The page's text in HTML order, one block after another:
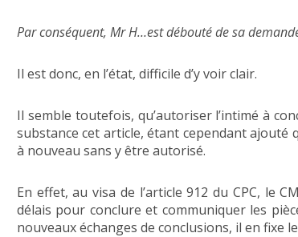
Par conséquent, Mr H…est débouté de sa
Il est donc, en l’état, difficile d’y voir clair.
Il semble toutefois, qu’autoriser l’intimé à
substance cet article, étant cependant ajouté
à nouveau sans y être autorisé.
En effet, au visa de l’article 912 du CPC, le
délais pour conclure et communiquer les
nouveaux échanges de conclusions, il en fixe